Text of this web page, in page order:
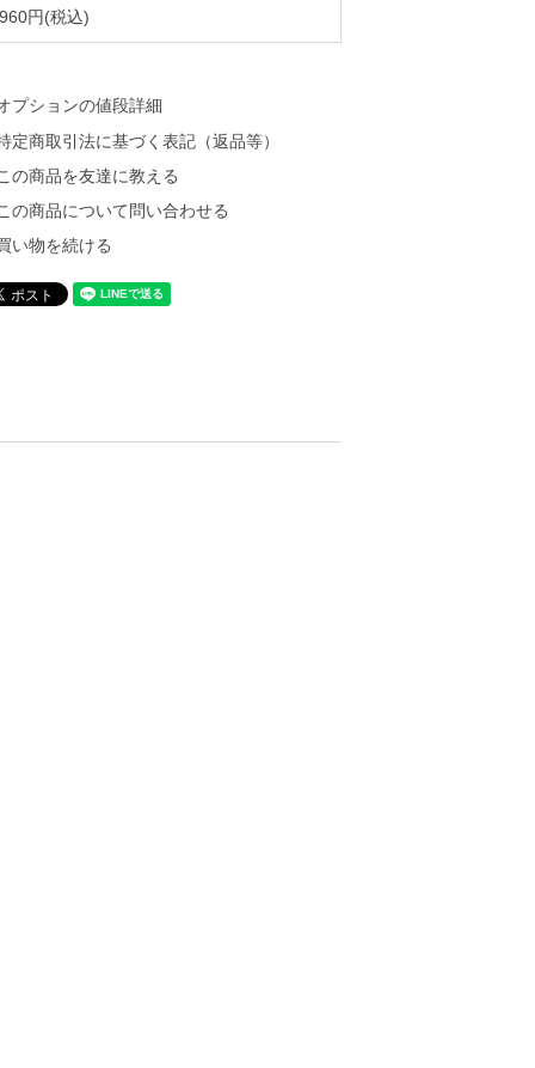
円(税込)
プションの値段詳細
定商取引法に基づく表記（返品等）
の商品を友達に教える
の商品について問い合わせる
い物を続ける